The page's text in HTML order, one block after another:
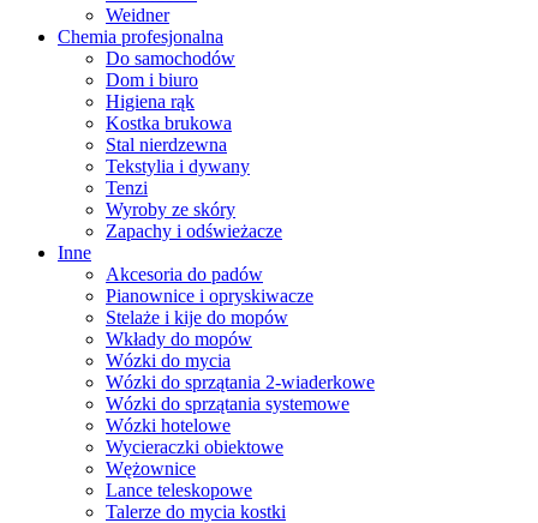
Weidner
Chemia profesjonalna
Do samochodów
Dom i biuro
Higiena rąk
Kostka brukowa
Stal nierdzewna
Tekstylia i dywany
Tenzi
Wyroby ze skóry
Zapachy i odświeżacze
Inne
Akcesoria do padów
Pianownice i opryskiwacze
Stelaże i kije do mopów
Wkłady do mopów
Wózki do mycia
Wózki do sprzątania 2-wiaderkowe
Wózki do sprzątania systemowe
Wózki hotelowe
Wycieraczki obiektowe
Wężownice
Lance teleskopowe
Talerze do mycia kostki